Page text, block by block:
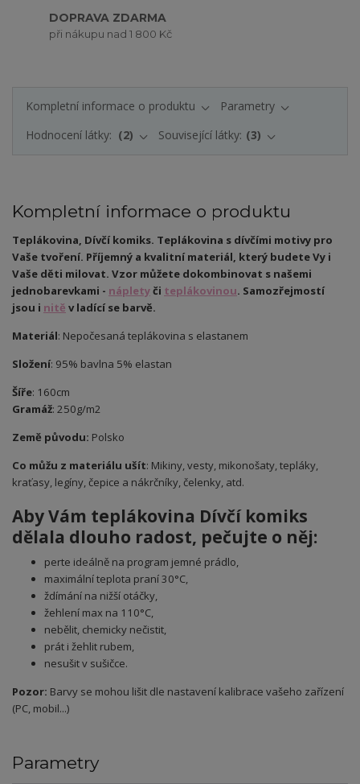
DOPRAVA ZDARMA
při nákupu nad 1 800 Kč
Kompletní informace o produktu
Parametry
Hodnocení látky:
2 Související látky: 3
Kompletní informace o produktu
Teplákovina, Dívčí komiks. Teplákovina s dívčími motivy pro
Vaše tvoření. Příjemný a kvalitní materiál, který budete Vy i
Vaše děti milovat. Vzor můžete dokombinovat s našemi
jednobarevkami - nápletyči teplákovinou. Samozřejmostí
jsou i nitě v ladící se barvě.
Materiál: Nepočesaná teplákovina s elastanem
Složení: 95% bavlna 5% elastan
Šíře: 160cm
Gramáž: 250g/m2
Země původu: Polsko
Co můžu z materiálu ušít: Mikiny, vesty, mikonošaty, tepláky,
kraťasy, legíny, čepice a nákrčníky, čelenky, atd.
Aby Vám teplákovina Dívčí komiks
dělala dlouho radost, pečujte o něj:
perte ideálně na program jemné prádlo,
maximální teplota praní 30°C,
ždímání na nižší otáčky,
žehlení max na 110°C,
nebělit, chemicky nečistit,
prát i žehlit rubem,
nesušit v sušičce.
Pozor: Barvy se mohou lišit dle nastavení kalibrace vašeho zařízení
(PC, mobil...)
Parametry